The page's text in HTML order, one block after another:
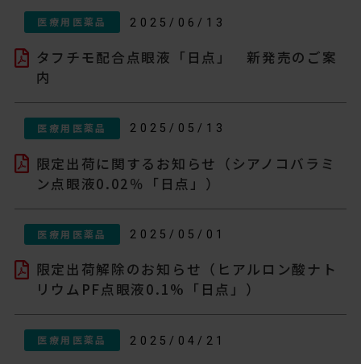
2025/06/13
医療用医薬品
タフチモ配合点眼液「日点」 新発売のご案
内
2025/05/13
医療用医薬品
限定出荷に関するお知らせ（シアノコバラミ
ン点眼液0.02％「日点」）
2025/05/01
医療用医薬品
限定出荷解除のお知らせ（ヒアルロン酸ナト
リウムPF点眼液0.1%「日点」）
2025/04/21
医療用医薬品